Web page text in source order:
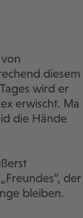
diesem
wird er
erwischt. Ma
die Hände
der
bleiben.